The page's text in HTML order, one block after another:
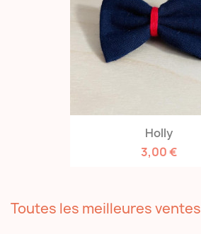
Holly
3,00 €
Toutes les meilleures ventes